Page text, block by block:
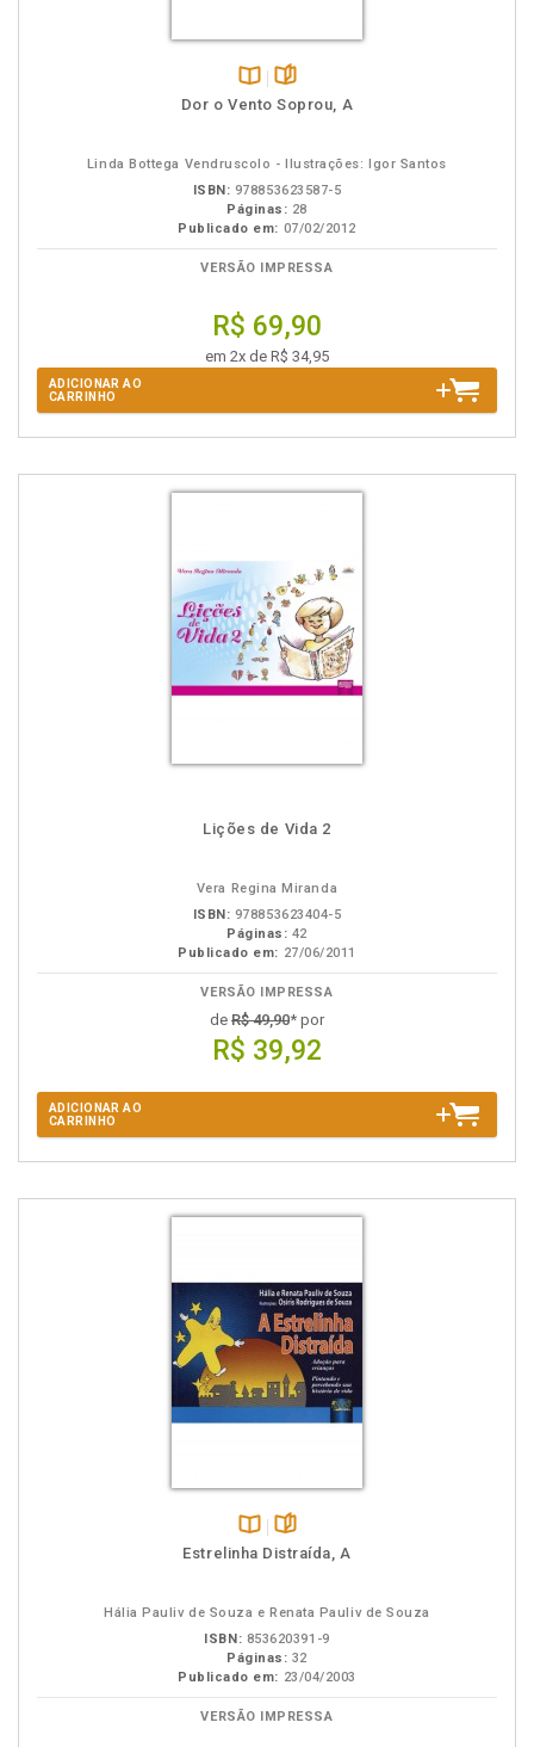
Disponível
páginas
Dor o Vento Soprou, A
Linda Bottega Vendruscolo - Ilustrações: Igor Santos
ISBN: 978853623587-5
Páginas: 28
Publicado em: 07/02/2012
VERSÃO IMPRESSA
R$ 69,90
em 2x de R$ 34,95
ADICIONAR AO
CARRINHO
Lições de Vida 2
Vera Regina Miranda
ISBN: 978853623404-5
Páginas: 42
Publicado em: 27/06/2011
VERSÃO IMPRESSA
de R$ 49,90* por
R$ 39,92
ADICIONAR AO
CARRINHO
Disponível
páginas
Estrelinha Distraída, A
Hália Pauliv de Souza e Renata Pauliv de Souza
ISBN: 853620391-9
Páginas: 32
Publicado em: 23/04/2003
VERSÃO IMPRESSA